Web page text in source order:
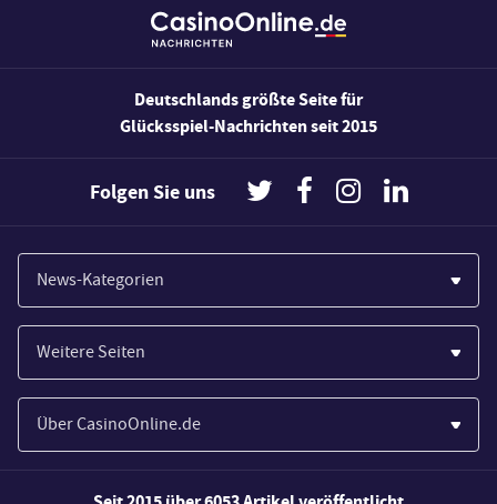
Deutschlands größte Seite für
Glücksspiel-Nachrichten seit 2015
Folgen Sie uns
News-Kategorien
Casinos
Wirtschaft
Spiele
Weitere Seiten
Paypal Casinos
Novoline Casinos
Merkur Casinos
Über CasinoOnline.de